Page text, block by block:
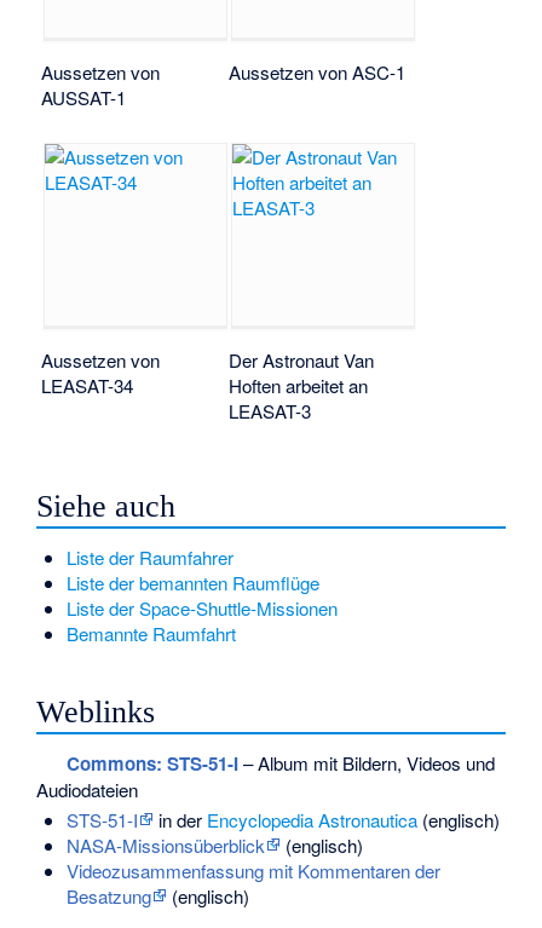
Aussetzen von
AUSSAT-1
Aussetzen von ASC-1
Aussetzen von
LEASAT-34
Der Astronaut Van
Hoften arbeitet an
LEASAT-3
Siehe auch
Liste der Raumfahrer
Liste der bemannten Raumflüge
Liste der Space-Shuttle-Missionen
Bemannte Raumfahrt
Weblinks
Commons: STS-51-I– Album mit Bildern, Videos und
Audiodateien
STS-51-I
in der Encyclopedia Astronautica(englisch)
NASA-Missionsüberblick
(englisch)
Videozusammenfassung mit Kommentaren der
Besatzung
(englisch)